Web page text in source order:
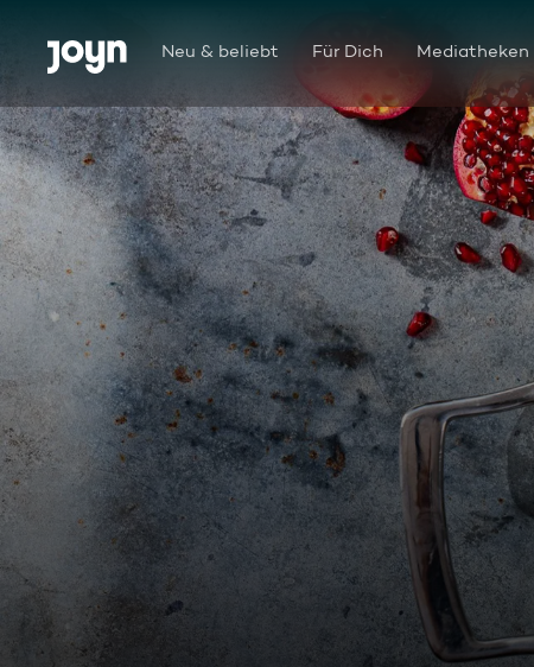
Zum Inhalt springen
Barrierefrei Neu & beliebt Für Dich Mediatheken